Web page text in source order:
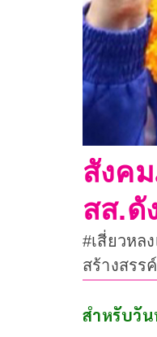
สังค
สส.ดั
#เสี่ยวหล
สร้างสรร
สำหรับวัน